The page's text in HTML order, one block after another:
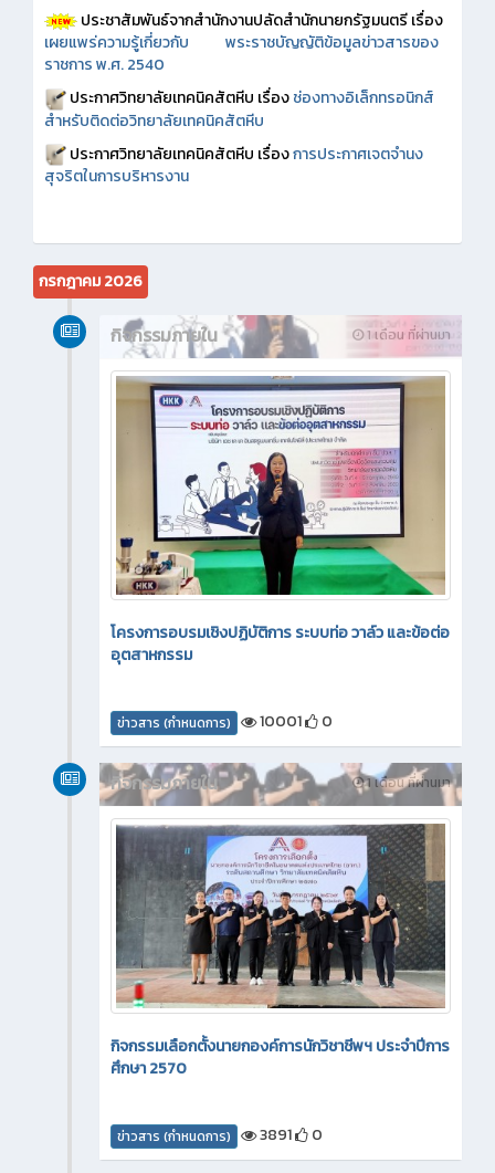
ประชาสัมพันธ์จากสำนักงานปลัดสำนักนายกรัฐมนตรี เรื่อง
เผยแพร่ความรู้เกี่ยวกับ พระราชบัญญัติข้อมูลข่าวสารของ
ราชการ พ.ศ. 2540
ประกาศวิทยาลัยเทคนิคสัตหีบ เรื่องช่องทางอิเล็กทรอนิกส์
สำหรับติดต่อวิทยาลัยเทคนิคสัตหีบ
ประกาศวิทยาลัยเทคนิคสัตหีบ เรื่องการประกาศเจตจำนง
สุจริตในการบริหารงาน
กรกฎาคม 2026
1 เดือน ที่ผ่านมา
กิจกรรมภายใน
โครงการอบรมเชิงปฏิบัติการ ระบบท่อ วาล์ว และข้อต่อ
อุตสาหกรรม
ข่าวสาร (กำหนดการ) 10001 0
1 เดือน ที่ผ่านมา
กิจกรรมภายใน
กิจกรรมเลือกตั้งนายกองค์การนักวิชาชีพฯ ประจำปีการ
ศึกษา 2570
ข่าวสาร (กำหนดการ) 3891 0